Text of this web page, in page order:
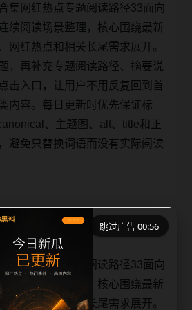
集网红热点专题阅读路径33面向
续阅读场景整理，核心围绕最新
网红热点和相关长尾需求展开。
，再补充专题阅读路径、摘要说
击入口，让用户不用反复回到首
内容。每日更新时优先保证标
、主题图、alt、title和正
避免只替换词语而没有实际阅读
集网红热点专题阅读路径33面向
续阅读场景整理，核心围绕最新
网红热点和相关长尾需求展开。
跳过广告 00:56